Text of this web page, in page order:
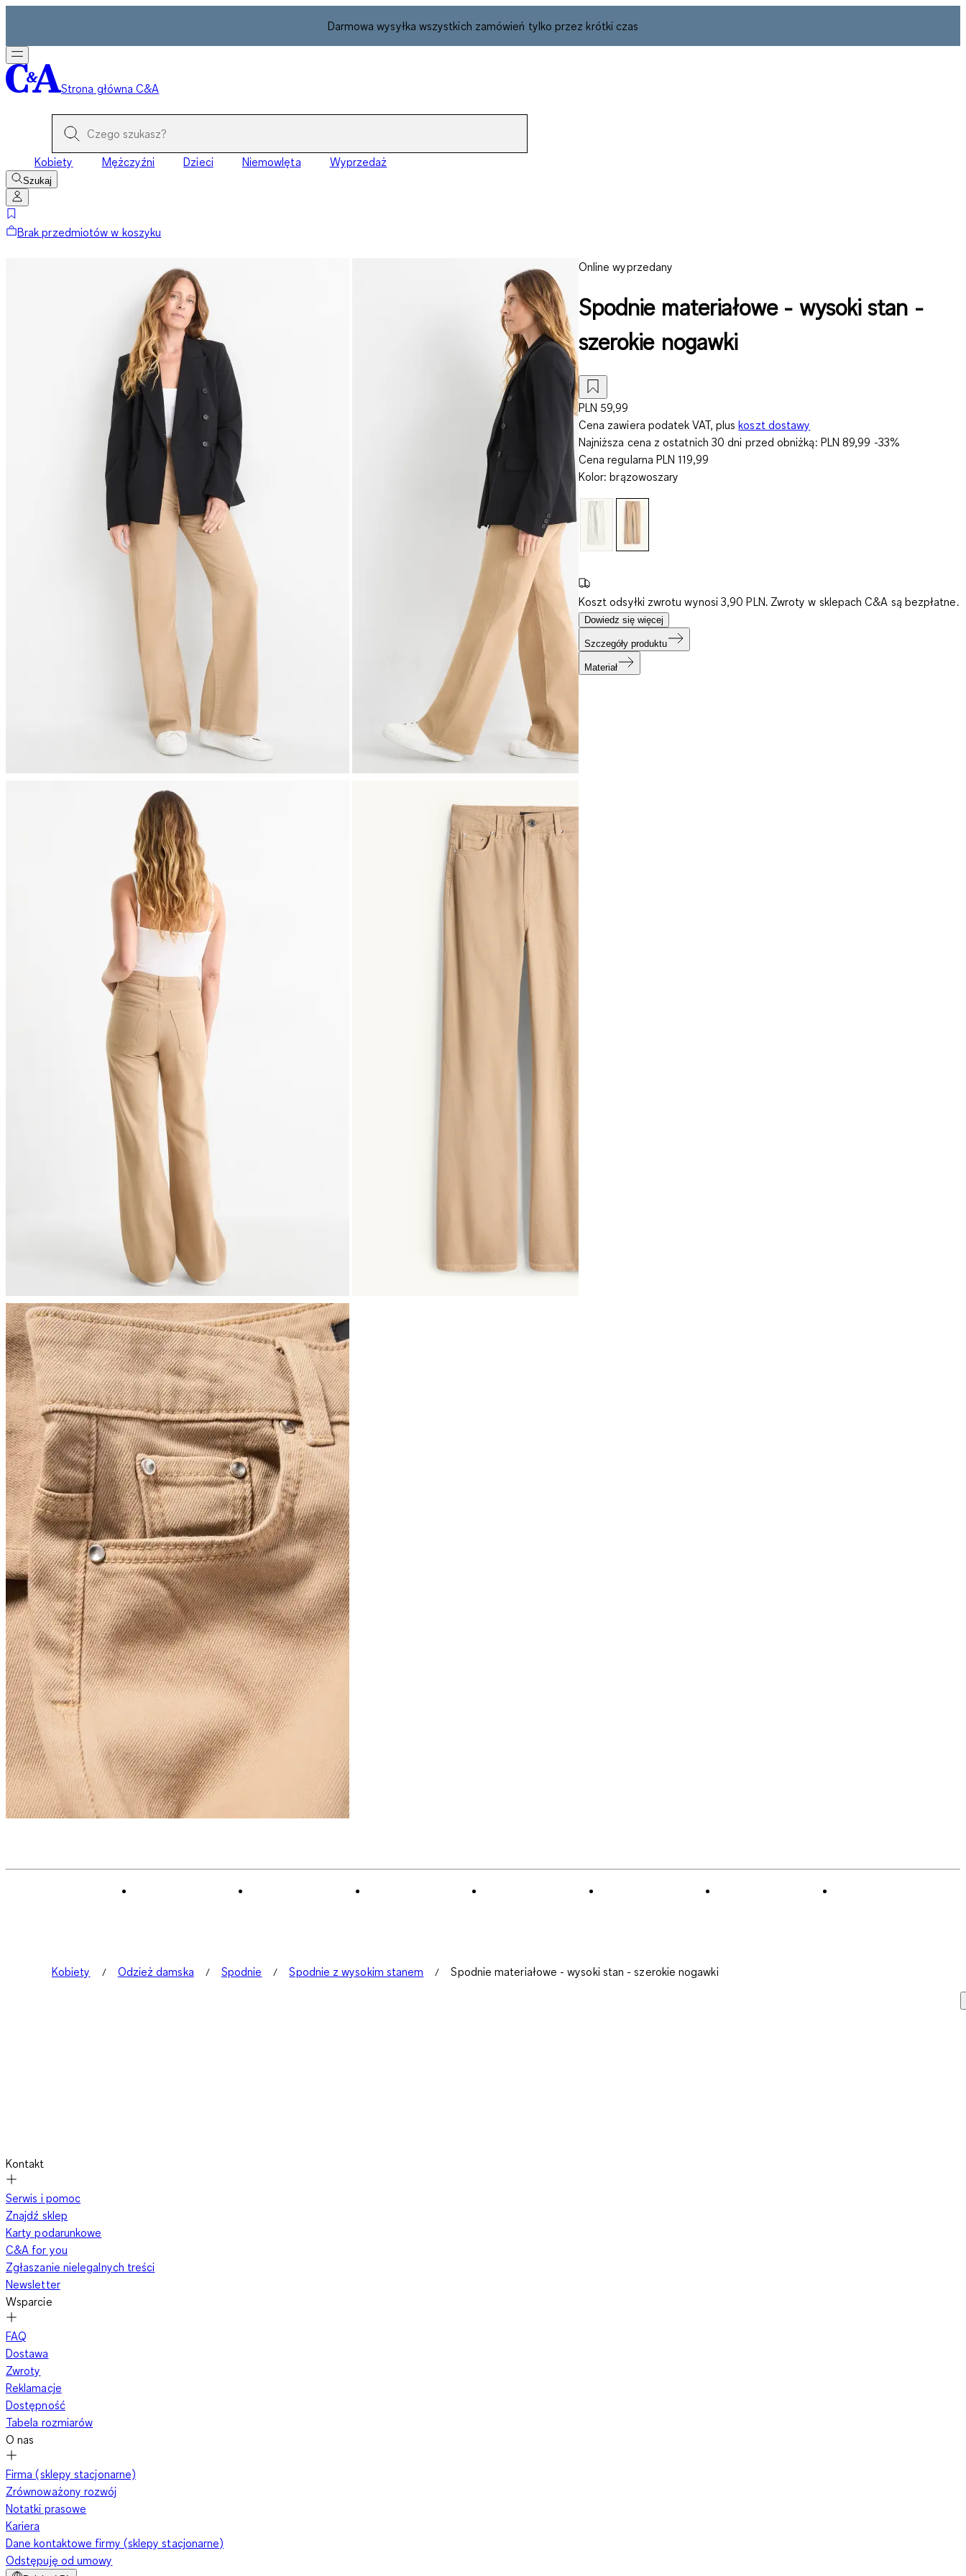
Darmowa wysyłka wszystkich zamówień tylko przez krótki czas
Strona główna C&A
Kobiety Mężczyźni Dzieci Niemowlęta Wyprzedaż
Szukaj
Brak przedmiotów w koszyku
Online wyprzedany
Spodnie materiałowe - wysoki stan -
szerokie nogawki
PLN 59,99
Cena zawiera podatek VAT, plus koszt dostawy
Najniższa cena z ostatnich 30 dni przed obniżką: PLN 89,99 -33%
Cena regularna PLN 119,99
Kolor: brązowoszary
Koszt odsyłki zwrotu wynosi 3,90 PLN. Zwroty w sklepach C&A są bezpłatne.
Dowiedz się więcej
Szczegóły produktu
Materiał
Kobiety Odzież damska Spodnie Spodnie z wysokim stanem Spodnie materiałowe - wysoki stan - szerokie nogawki
Kontakt
Serwis i pomoc
Znajdź sklep
Karty podarunkowe
C&A for you
Zgłaszanie nielegalnych treści
Newsletter
Wsparcie
FAQ
Dostawa
Zwroty
Reklamacje
Dostępność
Tabela rozmiarów
O nas
Firma (sklepy stacjonarne)
Zrównoważony rozwój
Notatki prasowe
Kariera
Dane kontaktowe firmy (sklepy stacjonarne)
Odstępuję od umowy